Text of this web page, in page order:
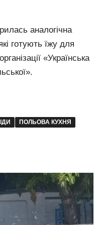
аналогічна
готують їжу для
«Українська
ПОЛЬОВА КУХНЯ